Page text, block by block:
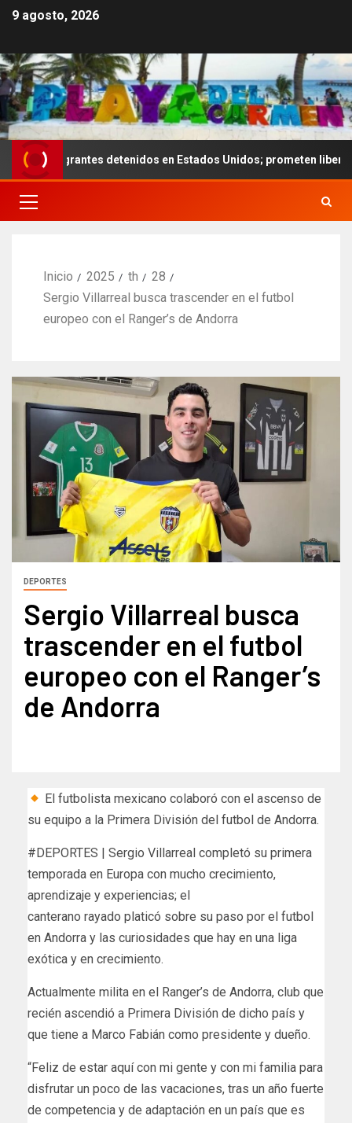
9 agosto, 2026
detenidos en Estados Unidos; prometen liberarlos
Inicio 2025 th
28
Sergio Villarreal busca trascender en el futbol
europeo con el Ranger’s de Andorra
DEPORTES
Sergio Villarreal busca
trascender en el futbol
europeo con el Ranger’s
de Andorra
El futbolista mexicano colaboró con el ascenso de
su equipo a la Primera División del futbol de Andorra.
#DEPORTES | Sergio Villarreal completó su primera
temporada en Europa con mucho crecimiento,
aprendizaje y experiencias; el
canterano rayado platicó sobre su paso por el futbol
en Andorra y las curiosidades que hay en una liga
exótica y en crecimiento.
Actualmente milita en el Ranger’s de Andorra, club que
recién ascendió a Primera División de dicho país y
que tiene a Marco Fabián como presidente y dueño.
“Feliz de estar aquí con mi gente y con mi familia para
disfrutar un poco de las vacaciones, tras un año fuerte
de competencia y de adaptación en un país que es